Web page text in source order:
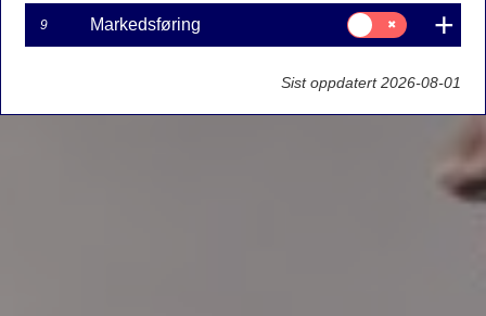
9 Markedsføring
Samtykke
til:
Markedsføring
Sist oppdatert 2026-08-01